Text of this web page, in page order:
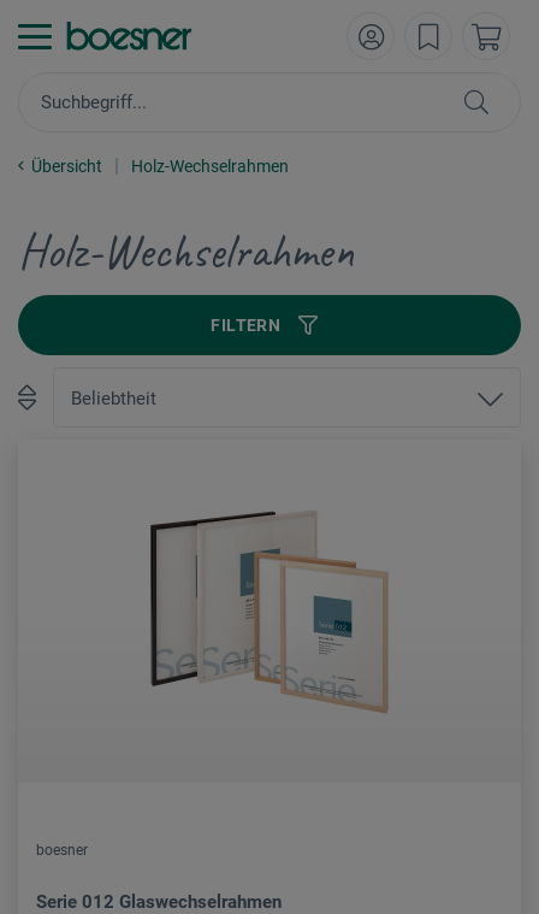
Übersicht Holz-Wechselrahmen
Holz-Wechselrahmen
FILTERN
boesner
Serie 012 Glaswechselrahmen